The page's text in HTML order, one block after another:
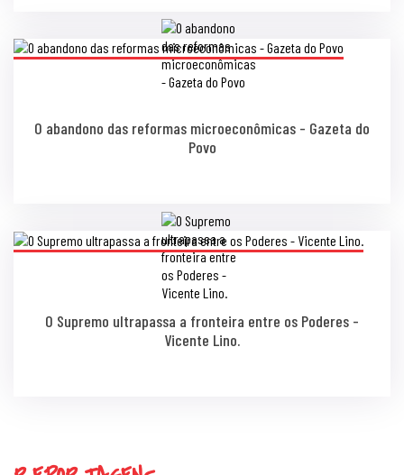
O abandono das reformas microeconômicas - Gazeta do
Povo
O Supremo ultrapassa a fronteira entre os Poderes -
Vicente Lino.